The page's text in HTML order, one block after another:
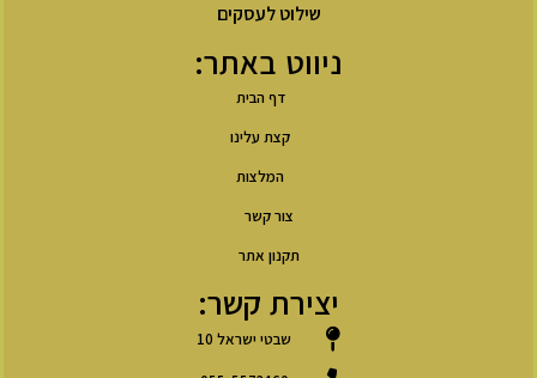
שילוט לעסקים
ניווט באתר:
דף הבית
קצת עלינו
המלצות
צור קשר
תקנון אתר
יצירת קשר:
שבטי ישראל 10